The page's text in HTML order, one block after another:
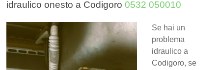
idraulico onesto a Codigoro0532 050010
Se hai un
problema
idraulico a
Codigoro, se